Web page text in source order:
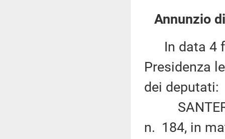
Annunzio
In data 4
Presidenza
dei deputati:
n. 184, in